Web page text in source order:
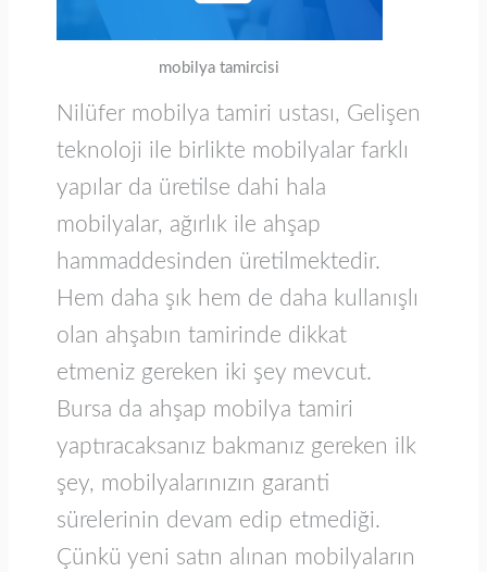
mobilya tamircisi
Nilüfer mobilya tamiri ustası, Gelişen
teknoloji ile birlikte mobilyalar farklı
yapılar da üretilse dahi hala
mobilyalar, ağırlık ile ahşap
hammaddesinden üretilmektedir.
Hem daha şık hem de daha kullanışlı
olan ahşabın tamirinde dikkat
etmeniz gereken iki şey mevcut.
Bursa da ahşap mobilya tamiri
yaptıracaksanız bakmanız gereken ilk
şey, mobilyalarınızın garanti
sürelerinin devam edip etmediği.
Çünkü yeni satın alınan mobilyaların